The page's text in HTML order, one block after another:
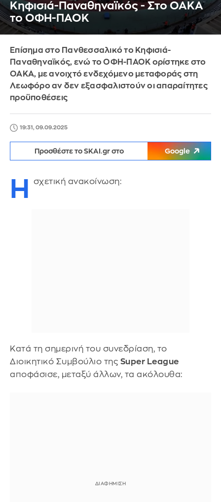
Κηφισιά-Παναθηναϊκός - Στο ΟΑΚΑ
το ΟΦΗ-ΠΑΟΚ
Επίσημα στο Πανθεσσαλικό το Κηφισιά-
Παναθηναϊκός, ενώ το ΟΦΗ-ΠΑΟΚ ορίστηκε στο
ΟΑΚΑ, με ανοιχτό ενδεχόμενο μεταφοράς στη
Λεωφόρο αν δεν εξασφαλιστούν οι απαραίτητες
προϋποθέσεις
19:31, 09.09.2025
Προσθέστε το SKAI.gr στο Google
Η σχετική ανακοίνωση:
Κατά τη σημερινή του συνεδρίαση, το
Διοικητικό Συμβούλιο της Super League
αποφάσισε, μεταξύ άλλων, τα ακόλουθα: